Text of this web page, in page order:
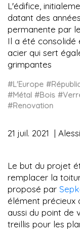
L'édifice,
datant des
permanente par
Il a été consolidé
acier qui sert
grimpantes
#L'Europe
#Métal #Bois
#Renovation
21 juil. 2021
Le but du projet
remplacer la
proposé par
élément précieux
aussi du point de
treillis pour les